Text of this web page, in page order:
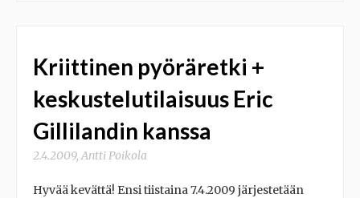
Kriittinen pyöräretki +
keskustelutilaisuus Eric
Gillilandin kanssa
2.4.2009,Antti Poikola
Hyvää kevättä! Ensi tiistaina 7.4.2009 järjestetään